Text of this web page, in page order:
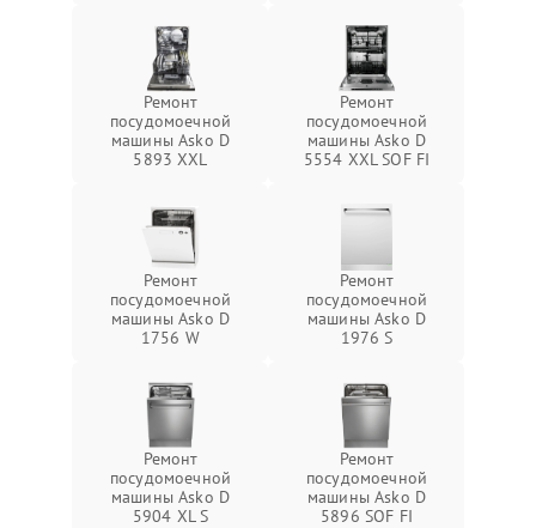
Ремонт
посудомоечной
машины Asko D
5893 XXL
Ремонт
посудомоечной
машины Asko D
5554 XXL SOF FI
Ремонт
посудомоечной
машины Asko D
1756 W
Ремонт
посудомоечной
машины Asko D
1976 S
Ремонт
посудомоечной
машины Asko D
5904 XL S
Ремонт
посудомоечной
машины Asko D
5896 SOF FI